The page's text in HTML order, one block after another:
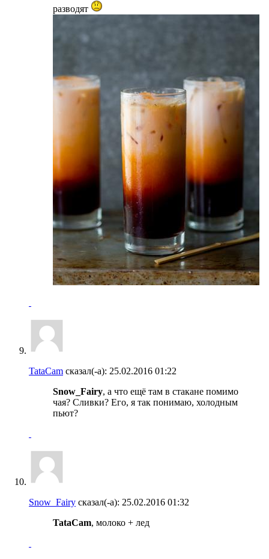
разводят
TataCam сказал(-а): 25.02.2016 01:22
Snow_Fairy, а что ещё там в стакане помимо
чая? Сливки? Его, я так понимаю, холодным
пьют?
Snow_Fairy сказал(-а): 25.02.2016 01:32
TataCam, молоко + лед